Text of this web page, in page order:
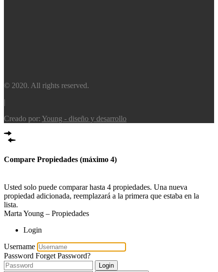
© 2020. All rights reserved.
Creado por: Young - diseño y desarrollo
Compare Propiedades (máximo 4)
Usted solo puede comparar hasta 4 propiedades. Una nueva
propiedad adicionada, reemplazará a la primera que estaba en la
lista.
Marta Young – Propiedades
Login
Username
Password Forget Password?
Login